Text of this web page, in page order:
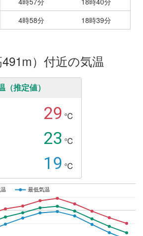
4時58分 18時39分
）付近の気温
（推定値）
29 ℃
23 ℃
19 ℃
最低気温
最低気温